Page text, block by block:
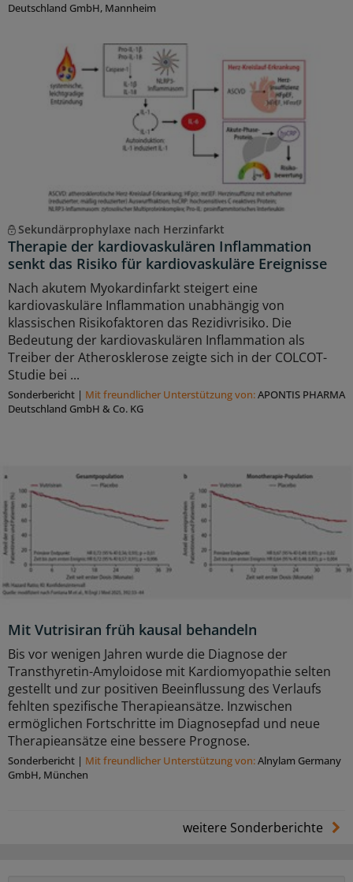
Deutschland GmbH, Mannheim
Sekundärprophylaxe nach Herzinfarkt
Therapie der kardiovaskulären Inflammation
senkt das Risiko für kardiovaskuläre Ereignisse
Nach akutem Myokardinfarkt steigert eine
kardiovaskuläre Inflammation unabhängig von
klassischen Risikofaktoren das Rezidivrisiko. Die
Bedeutung der kardiovaskulären Inflammation als
Treiber der Atherosklerose zeigte sich in der COLCOT-
Studie bei ...
Sonderbericht | Mit freundlicher Unterstützung von:APONTIS PHARMA
Deutschland GmbH & Co. KG
Mit Vutrisiran früh kausal behandeln
Bis vor wenigen Jahren wurde die Diagnose der
Transthyretin-Amyloidose mit Kardiomyopathie selten
gestellt und zur positiven Beeinflussung des Verlaufs
fehlten spezifische Therapieansätze. Inzwischen
ermöglichen Fortschritte im Diagnosepfad und neue
Therapieansätze eine bessere Prognose.
Sonderbericht | Mit freundlicher Unterstützung von:Alnylam Germany
GmbH, München
weitere Sonderberichte